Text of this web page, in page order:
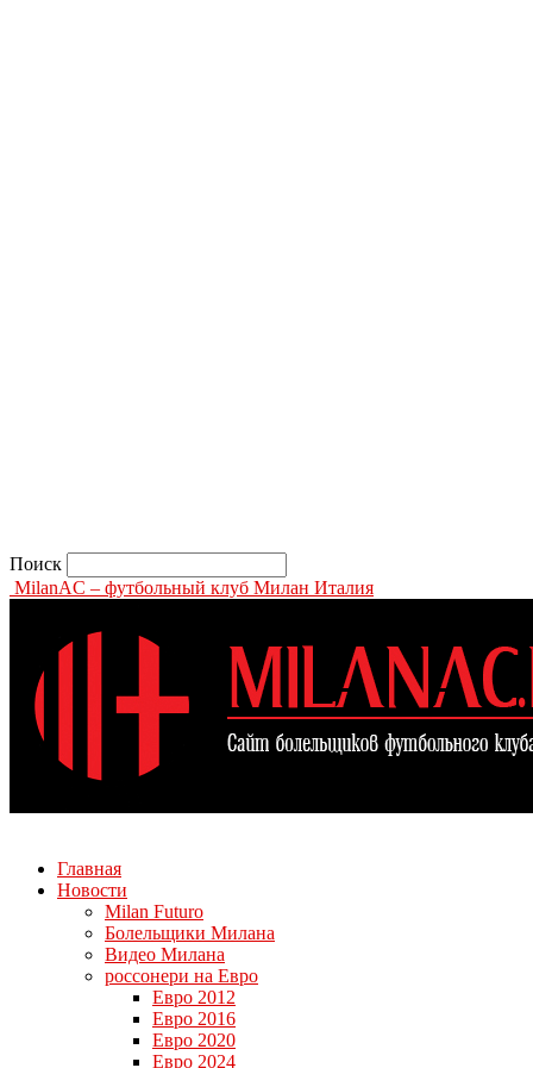
Поиск
MilanAC – футбольный клуб Милан Италия
Главная
Новости
Milan Futuro
Болельщики Милана
Видео Милана
россонери на Евро
Евро 2012
Евро 2016
Евро 2020
Евро 2024